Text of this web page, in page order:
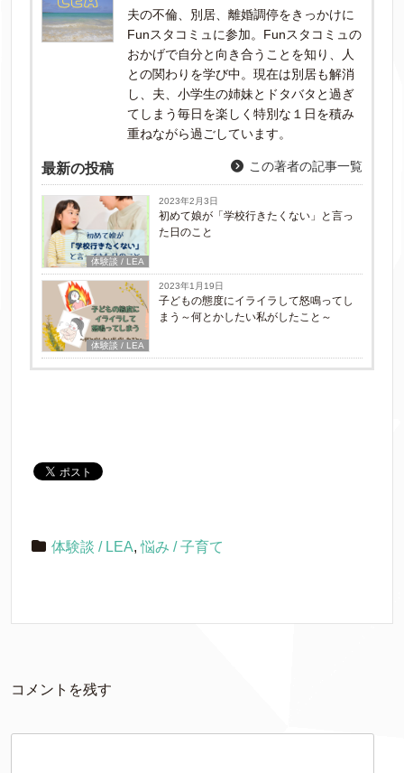
夫の不倫、別居、離婚調停をきっかけに
Funスタコミュに参加。Funスタコミュの
おかげで自分と向き合うことを知り、人
との関わりを学び中。現在は別居も解消
し、夫、小学生の姉妹とドタバタと過ぎ
てしまう毎日を楽しく特別な１日を積み
重ねながら過ごしています。
最新の投稿 この著者の記事一覧
体験談 / LEA
2023年2月3日
初めて娘が「学校行きたくない」と言っ
た日のこと
体験談 / LEA
2023年1月19日
子どもの態度にイライラして怒鳴ってし
まう～何とかしたい私がしたこと～
体験談 / LEA,悩み / 子育て
コメントを残す